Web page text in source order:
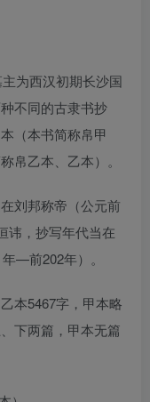
为西汉初期长沙国
不同的古隶书抄
（本书简称帛甲
帛乙本、乙本）。
刘邦称帝（公元前
讳，抄写年代当在
—前202年）。
本5467字，甲本略
下两篇，甲本无篇